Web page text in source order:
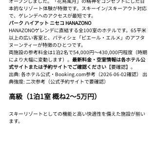
本的なリゾート体験が特徴です。スキーイン/スキーアウト対応
で、ゲレンデへのアクセスが最短です。
パーク ハイアット ニセコ HANAZONO
HANAZONOゲレンデに直結する全100室のホテルです。65平米
以上の広い客室と、パティシェ「ピエール・エルメ」のアフタ
ヌーンティーが特徴のひとつです。
両施設の参考料金は1泊2名で54,000円〜430,000円程度（時期
により大幅に変動します）。 最新料金・空室情報は各ホテル公
式サイトまたは予約サイトでご確認ください 【要確認】。
出典: 各ホテル公式・Booking.com参考（2026-06-02確認） 出
典強度: 二次参考（公式予約サイトで要確認）
高級（1泊1室 概ね2〜5万円）
スキーリゾートとしての機能と高い快適性を備えた施設が揃い
ます。